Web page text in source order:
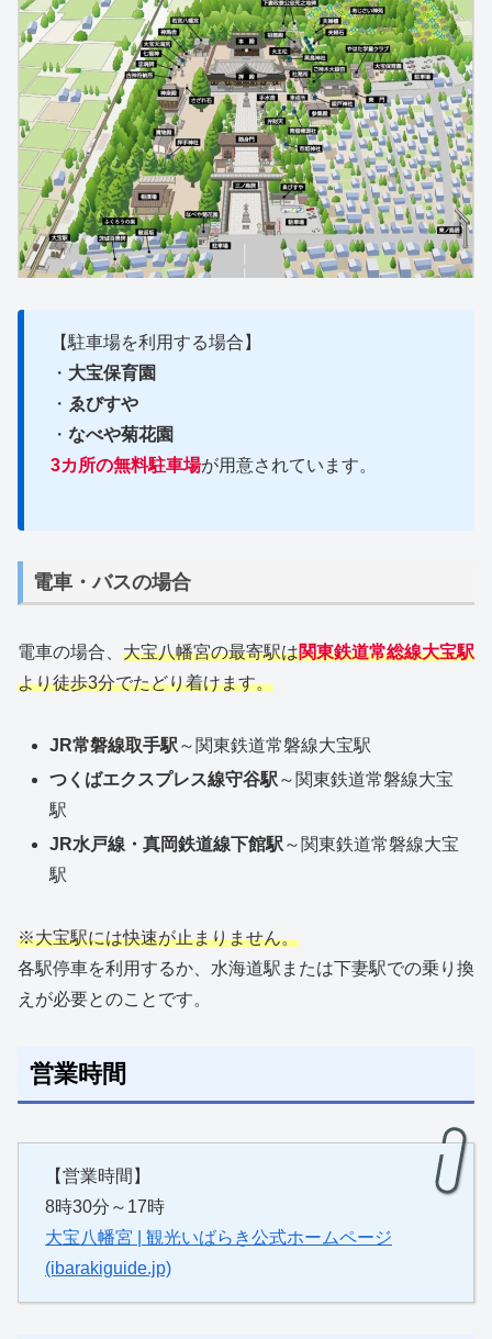
【駐車場を利用する場合】
・ 大宝保育園
・ ゑびすや
・ なべや菊花園
3カ所の無料駐車場が用意されています。
電車・バスの場合
電車の場合、 大宝八幡宮の最寄駅は関東鉄道常総線大宝駅
より徒歩3分でたどり着けます。
JR常磐線取手駅 ～関東鉄道常磐線大宝駅
つくばエクスプレス線守谷駅 ～関東鉄道常磐線大宝
駅
JR水戸線・真岡鉄道線下館駅 ～関東鉄道常磐線大宝
駅
※大宝駅には快速が止まりません。
各駅停車を利用するか、水海道駅または下妻駅での乗り換
えが必要とのことです。
営業時間
【営業時間】
8時30分～17時
大宝八幡宮 | 観光いばらき公式ホームページ
(ibarakiguide.jp)